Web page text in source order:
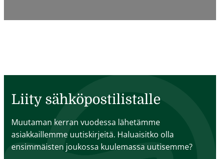
Liity sähköpostilistalle
Muutaman kerran vuodessa lähetämme
asiakkaillemme uutiskirjeitä. Haluaisitko olla
ensimmäisten joukossa kuulemassa uutisemme?